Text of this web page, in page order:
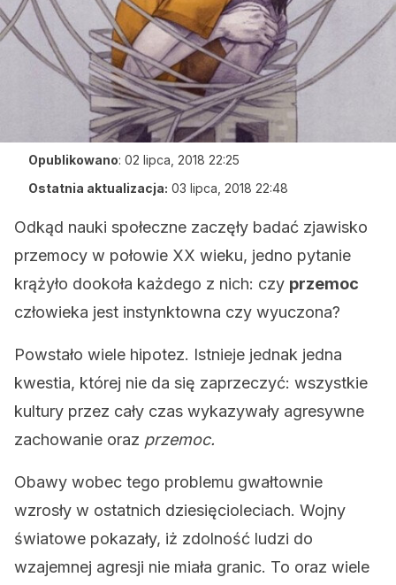
Opublikowano: 02 lipca, 2018 22:25
Ostatnia aktualizacja: 03 lipca, 2018 22:48
Odkąd nauki społeczne zaczęły badać zjawisko
przemocy w połowie XX wieku, jedno pytanie
krążyło dookoła każdego z nich: czy przemoc
człowieka jest instynktowna czy wyuczona?
Powstało wiele hipotez. Istnieje jednak jedna
kwestia, której nie da się zaprzeczyć: wszystkie
kultury przez cały czas wykazywały agresywne
zachowanie oraz przemoc.
Obawy wobec tego problemu gwałtownie
wzrosły w ostatnich dziesięcioleciach. Wojny
światowe pokazały, iż zdolność ludzi do
wzajemnej agresji nie miała granic. To oraz wiele